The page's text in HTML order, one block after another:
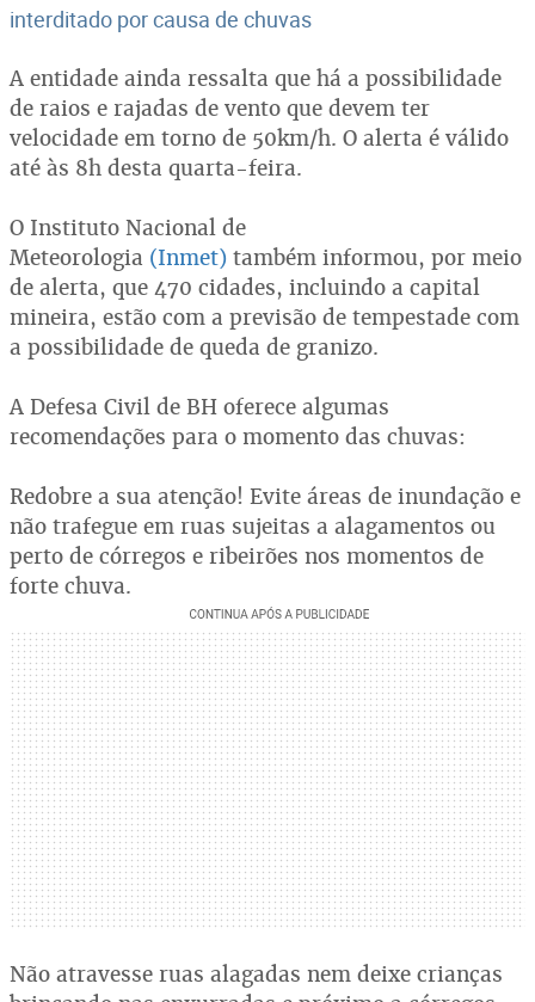
interditado por causa de chuvas
A entidade ainda ressalta que há a possibilidade
de raios e rajadas de vento que devem ter
velocidade em torno de 50km/h. O alerta é válido
até às 8h desta quarta-feira.
O Instituto Nacional de
Meteorologia (Inmet) também informou, por meio
de alerta, que 470 cidades, incluindo a capital
mineira, estão com a previsão de tempestade com
a possibilidade de queda de granizo.
A Defesa Civil de BH oferece algumas
recomendações para o momento das chuvas:
Redobre a sua atenção! Evite áreas de inundação e
não trafegue em ruas sujeitas a alagamentos ou
perto de córregos e ribeirões nos momentos de
forte chuva.
Não atravesse ruas alagadas nem deixe crianças